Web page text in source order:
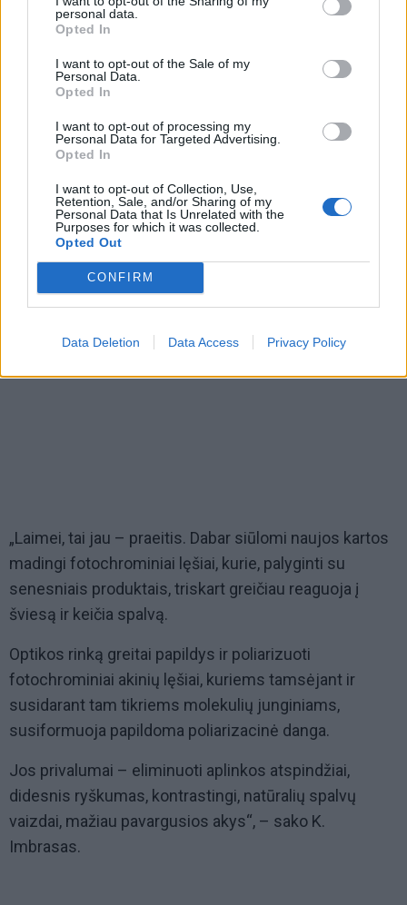
personal data.
Opted In
I want to opt-out of the Sale of my
Personal Data.
Opted In
I want to opt-out of processing my
Personal Data for Targeted Advertising.
Opted In
I want to opt-out of Collection, Use,
Retention, Sale, and/or Sharing of my
Personal Data that Is Unrelated with the
Purposes for which it was collected.
Opted Out
CONFIRM
Data Deletion Data Access Privacy Policy
Vis tik universaliausias variantas – akiniai
„chameleonai“, t.y. akiniai su fotochrominiais lęšiais,
kurie būnant saulėkaitoje patamsėja, o įėjus į patalpą
Deja, nuo šio varianto gali baidyti dar gaji populiari
nuomonė, kad tai – atgyvena, pamėgta vyresnio
amžiaus žmonių ir atpažįstama iš baisaus geltonumo
ar neaiškios rudos lęšių spalvos.
„Laimei, tai jau – praeitis. Dabar siūlomi naujos kartos
madingi fotochrominiai lęšiai, kurie, palyginti su
senesniais produktais, triskart greičiau reaguoja į
šviesą ir keičia spalvą.
Optikos rinką greitai papildys ir poliarizuoti
fotochrominiai akinių lęšiai, kuriems tamsėjant ir
susidarant tam tikriems molekulių junginiams,
susiformuoja papildoma poliarizacinė danga.
Jos privalumai – eliminuoti aplinkos atspindžiai,
didesnis ryškumas, kontrastingi, natūralių spalvų
vaizdai, mažiau pavargusios akys“, – sako K.
Imbrasas.